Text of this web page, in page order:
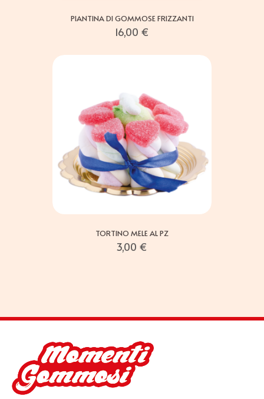
PIANTINA DI GOMMOSE FRIZZANTI
16,00 €
TORTINO MELE AL PZ
3,00 €